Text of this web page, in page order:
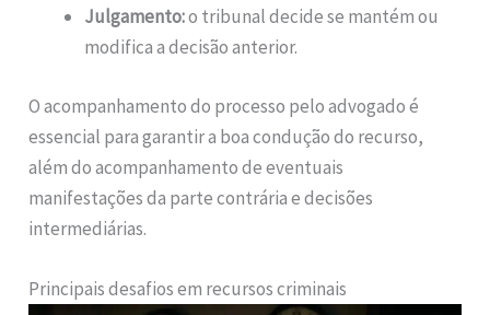
Julgamento:o tribunal decide se mantém ou
modifica a decisão anterior.
O acompanhamento do processo pelo advogado é
essencial para garantir a boa condução do recurso,
além do acompanhamento de eventuais
manifestações da parte contrária e decisões
intermediárias.
Principais desafios em recursos criminais